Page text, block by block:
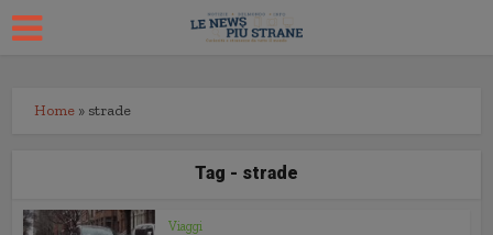
Home » strade
Tag - strade
Viaggi